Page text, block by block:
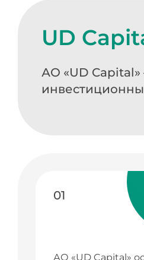
UD
АО «UD
01